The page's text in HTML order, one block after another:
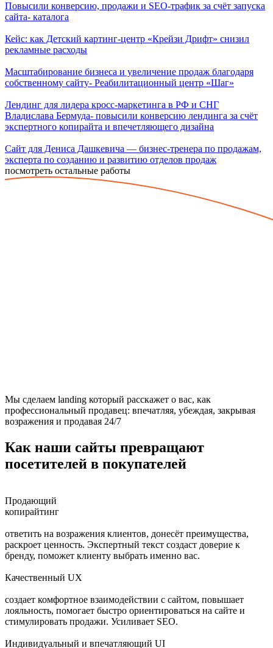
Повысили конверсию, продажи и SEO-трафик за счёт запуска
сайта- каталога
Кейс: как Детский картинг-центр «Крейзи Дрифт» снизил
рекламные расходы
Масштабирование бизнеса и увеличение продаж благодаря
собственному сайту- Реабилитационный центр «Шаг»
Лендинг для лидера кросс-маркетинга в РФ и СНГ
Владислава Бермуда- повысили конверсию лендинга за счёт
экспертного копирайта и впечетляющего дизайна
Сайт для Дениса Дашкевича — бизнес-тренера по продажам,
эксперта по созданию и развитию отделов продаж
посмотреть остальные работы
Мы сделаем landing который расскажет о вас, как
профессиональный продавец: впечатляя, убеждая, закрывая
возражения и продавая 24/7
Как наши сайты превращают
посетителей в покупателей
Продающий
копирайтинг
ответить на возражения клиентов, донесёт преимущества,
раскроет ценность. Экспертный текст создаст доверие к
бренду, поможет клиенту выбрать именно вас.
Качественный UX
создает комфортное взаимодействии с сайтом, повышает
лояльность, помогает быстро ориентироваться на сайте и
стимулировать продажи. Усиливает SEO.
Индивидуальный и впечатляющий UI